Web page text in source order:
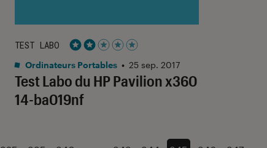
Test Labo du HP Pavilion x360
14-ba019nf
TEST LABO
Noté 2 étoiles sur 5
Ordinateurs Portables • 25 sep. 2017